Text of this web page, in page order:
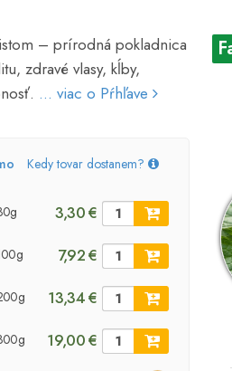
– prírodná pokladnica
zdravé vlasy, kĺby,
... viac o Pŕhľave
Kedy tovar dostanem?
3,30 €
7,92 €
13,34 €
19,00 €